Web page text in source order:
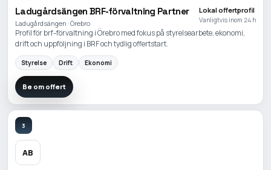
Ladugårdsängen BRF-förvaltning Partner
Ladugårdsängen · Örebro
Lokal offertprofil
Vanligtvis inom 24 h
Profil för brf-förvaltning i Örebro med fokus på styrelsearbete, ekonomi,
drift och uppföljning i BRF och tydlig offertstart.
Styrelse Drift Ekonomi
Be om offert
3
AB